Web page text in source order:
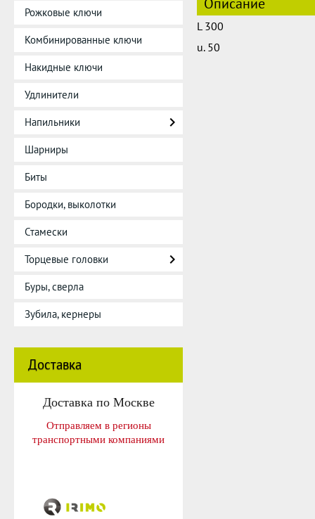
Рожковые ключи
Комбинированные ключи
Накидные ключи
Удлинители
Напильники
Шарниры
Биты
Бородки, выколотки
Стамески
Торцевые головки
Буры, сверла
Зубила, кернеры
Доставка
Доставка по Москве
Отправляем в регионы
транспортными компаниями
L 300
u. 50